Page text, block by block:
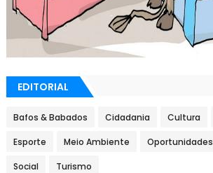
EDITORIAL
Bafos & Babados Cidadania Cultura
Esporte Meio Ambiente Oportunidades
Social Turismo